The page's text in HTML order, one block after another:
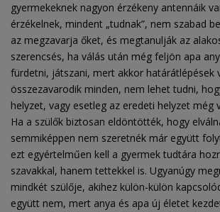
gyermekeknek nagyon érzékeny antennáik
érzékelnek, mindent „tudnak”, nem szabad
az megzavarja őket, és megtanulják az
szerencsés, ha válás után még feljön apa
fürdetni, játszani, mert akkor határátlépések
összezavarodik minden, nem lehet tudni,
helyzet, vagy esetleg az eredeti helyzet még
Ha a szülők biztosan eldöntötték, hogy
semmiképpen nem szeretnék már együtt
ezt egyértelműen kell a gyermek tudtára
szavakkal, hanem tettekkel is. Ugyanúgy
mindkét szülője, akihez külön-külön
együtt nem, mert anya és apa új életet